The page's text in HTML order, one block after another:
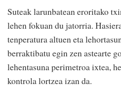
Suteak larunbatean eroritako
lehen fokuan du jatorria.
tenperatura altuen eta
berraktibatu egin zen astearte
lehentasuna perimetroa ixtea,
kontrola lortzea izan da.